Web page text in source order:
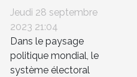
français: une
analyse
approfondie
Jeudi 28 septembre
2023 21:04
Dans le paysage
politique mondial, le
système électoral